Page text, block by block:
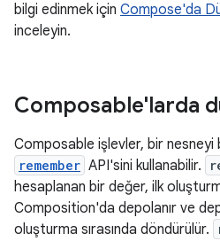
bilgi edinmek için Compose'da
inceleyin.
Composable'larda
Composable işlevler, bir
remember API'sini kullanabilir.
hesaplanan bir değer, ilk
Composition'da depolanır ve
oluşturma sırasında döndürülür.